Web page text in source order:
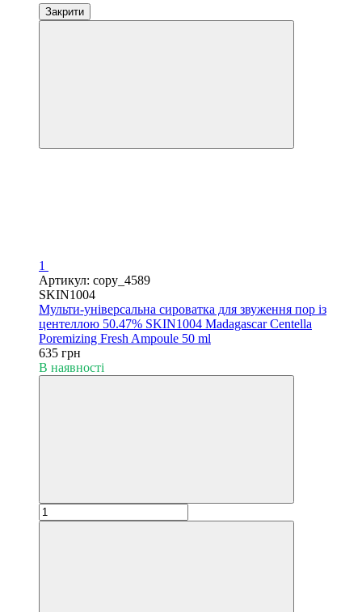
Закрити
1
Артикул: copy_4589
SKIN1004
Мульти-універсальна сироватка для звуження пор із
центеллою 50.47% SKIN1004 Madagascar Centella
Poremizing Fresh Ampoule 50 ml
635 грн
В наявності